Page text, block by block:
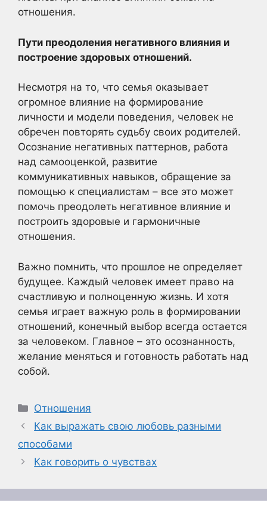
отношения.
Пути преодоления негативного влияния и
построение здоровых отношений.
Несмотря на то, что семья оказывает
огромное влияние на формирование
личности и модели поведения, человек не
обречен повторять судьбу своих родителей.
Осознание негативных паттернов, работа
над самооценкой, развитие
коммуникативных навыков, обращение за
помощью к специалистам – все это может
помочь преодолеть негативное влияние и
построить здоровые и гармоничные
отношения.
Важно помнить, что прошлое не определяет
будущее. Каждый человек имеет право на
счастливую и полноценную жизнь. И хотя
семья играет важную роль в формировании
отношений, конечный выбор всегда остается
за человеком. Главное – это осознанность,
желание меняться и готовность работать над
собой.
Рубрики
Отношения
Как выражать свою любовь разными
способами
Как говорить о чувствах